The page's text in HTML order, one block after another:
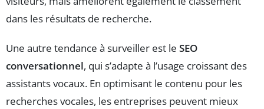
dans les résultats de recherche.
Une autre tendance à surveiller est le SEO
conversationnel, qui s’adapte à l’usage croissant des
assistants vocaux. En optimisant le contenu pour les
recherches vocales, les entreprises peuvent mieux